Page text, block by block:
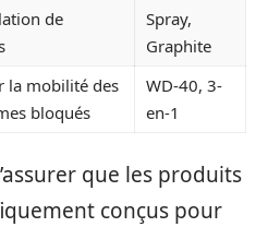
de
Spray,
Graphite
la mobilité des
bloqués
WD-40, 3-
en-1
que les produits
conçus pour